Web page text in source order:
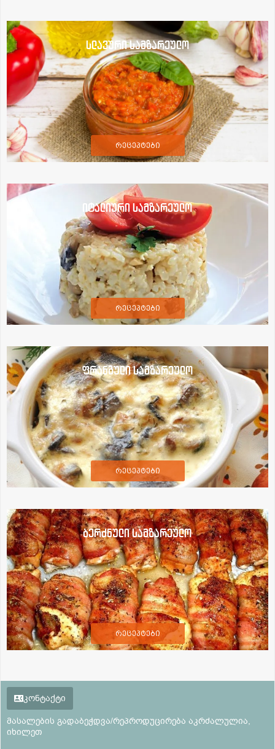
სლავური სამზარეულო
რეცეპტები
იტალიური სამზარეულო
რეცეპტები
ფრანგული სამზარეულო
რეცეპტები
ბერძნული სამზარეულო
რეცეპტები
კონტაქტი
მასალების გადაბეჭდვა/რეპროდუცირება აკრძალულია,
იხილეთ